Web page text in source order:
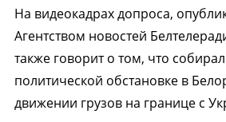
На видеокадрах допроса,
Агентством новостей
также говорит о том, что
политической обстановке в
движении грузов на границе с